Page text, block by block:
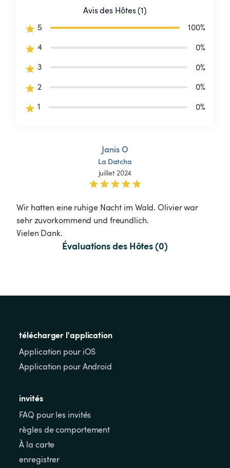
Avis des Hôtes (1)
5
100%
4
0%
3
0%
2
0%
1
0%
Janis O
La Datcha
juillet 2024
Wir hatten eine ruhige Nacht im Wald. Olivier war
sehr zuvorkommend und freundlich.
Vielen Dank.
Évaluations des Hôtes (0)
télécharger l'application
Application pour iOS
Application pour Android
invités
FAQ pour les invités
règles de comportement
À la carte
enregistrer